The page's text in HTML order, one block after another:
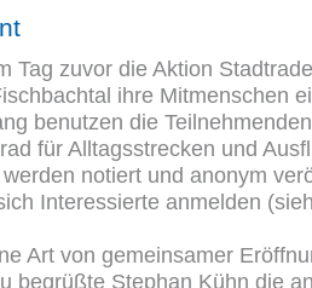
Tag zuvor die Aktion
ihre Mitmenschen
benutzen die Teilnehmenden
für Alltagsstrecken und
notiert und anonym
Interessierte anmelden
Art von gemeinsamer
begrüßte Stephan Kühn die